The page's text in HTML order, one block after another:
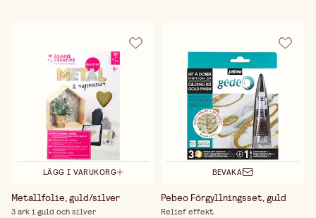
LÄGG I VARUKORG
Metallfolie, guld/silver
3 ark i guld och silver
BEVAKA
Pebeo Förgyllningsset, guld
Relief effekt